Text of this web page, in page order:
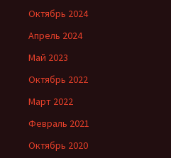
Октябрь 2024
Апрель 2024
Май 2023
Октябрь 2022
Март 2022
Февраль 2021
Октябрь 2020